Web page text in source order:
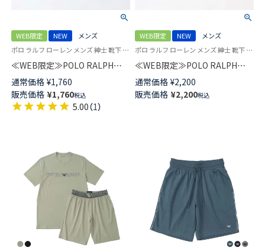
WEB限定 NEW
メンズ
ポロ ラルフ ローレン メンズ 紳士 靴下 カジュアル 26SS
≪WEB限定≫POLO RALPH
LAUREN オーガニックコットン
混 TIE DYE クルー丈 ソックス
メンズ 92012545
通常価格 ¥1,760
販売価格 ¥1,760税込
5.00（1）
WEB限定 NEW
メンズ
ポロ ラルフ ローレン メンズ 紳士 靴下 カジュアル 26SS
≪WEB限定≫POLO RALPH
LAUREN GLEN PLAID WITH
EMBROIDERY クルー丈 ソック
ス メンズ 92012543
通常価格 ¥2,200
販売価格 ¥2,200税込